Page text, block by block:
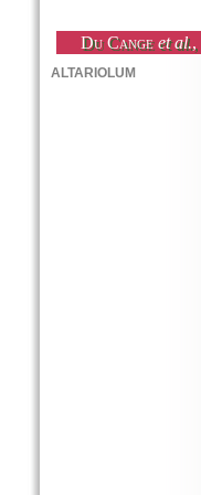
Du Cange et al.,